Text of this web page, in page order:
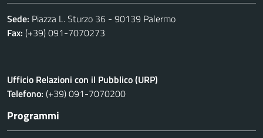
Sede: Piazza L. Sturzo 36 - 90139 Palermo
Fax: (+39) 091-7070273
Ufficio Relazioni con il Pubblico (URP)
Telefono: (+39) 091-7070200
Programmi